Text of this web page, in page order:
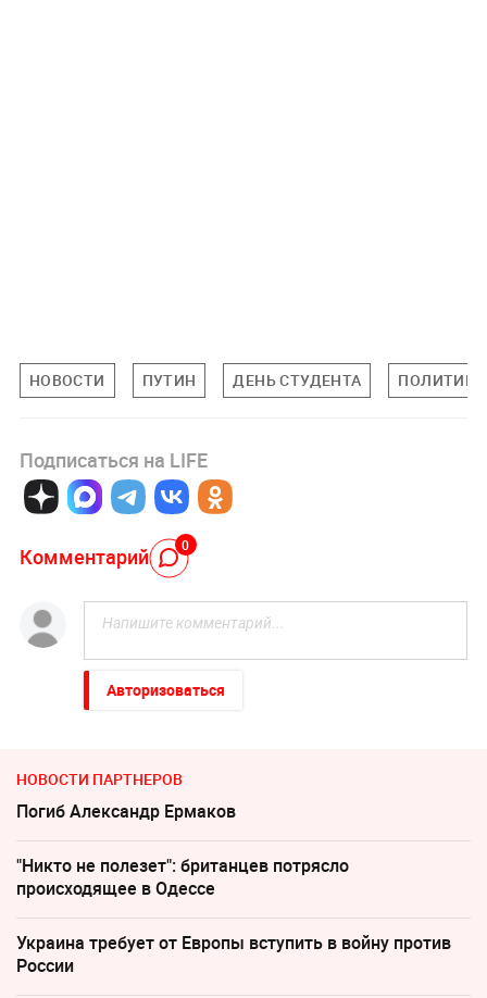
НОВОСТИ ПУТИН ДЕНЬ СТУДЕНТА
Подписаться на LIFE
Комментарий 0
Авторизоваться
НОВОСТИ ПАРТНЕРОВ
Погиб Александр Ермаков
"Никто не полезет": британцев потрясло
происходящее в Одессе
Украина требует от Европы вступить в войну против
России